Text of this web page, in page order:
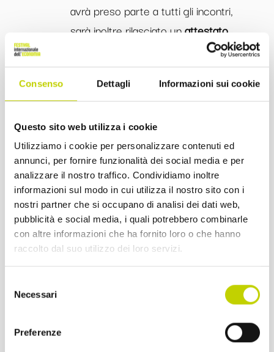
Consenso Dettagli Informazioni sui cookie
Questo sito web utilizza i cookie
Utilizziamo i cookie per personalizzare contenuti ed
annunci, per fornire funzionalità dei social media e per
analizzare il nostro traffico. Condividiamo inoltre
informazioni sul modo in cui utilizza il nostro sito con i
nostri partner che si occupano di analisi dei dati web,
pubblicità e social media, i quali potrebbero combinarle
con altre informazioni che ha fornito loro o che hanno
raccolto dal suo utilizzo dei loro servizi.
delNecessari
Preferenze
avrà preso parte a tutti gli incontri,
sarà inoltre rilasciato unattestato
Il percorso è gratuito e aperto
under 30. Non sono richieste
per i temi del welfare e voglia di
sperimentare con i linguaggi della
comunicazione digitale.
Calendario degli incontri
16 giugno — Leggere i dati sul
welfare